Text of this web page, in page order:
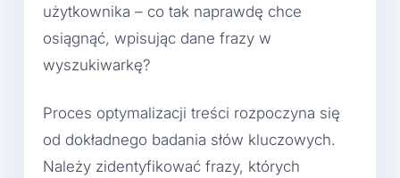
użytkownika – co tak naprawdę chce
osiągnąć, wpisując dane frazy w
wyszukiwarkę?
Proces optymalizacji treści rozpoczyna się
od dokładnego badania słów kluczowych.
Należy zidentyfikować frazy, których